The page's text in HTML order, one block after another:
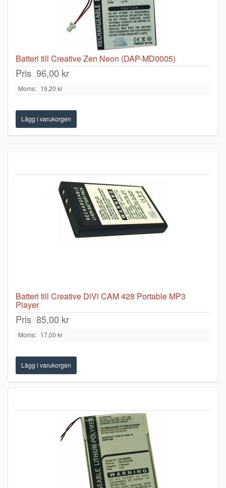
Batteri till Creative Zen Neon (DAP-MD0005)
Pris 96,00 kr
Moms: 19,20 kr
Batteri till Creative DiVi CAM 428 Portable MP3
Player
Pris 85,00 kr
Moms: 17,00 kr